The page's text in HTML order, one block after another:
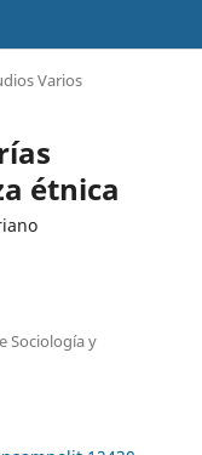
Varios
étnica
Sociología y